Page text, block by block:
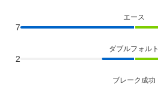
エース
7
ダブルフォルト
2
ブレーク成功